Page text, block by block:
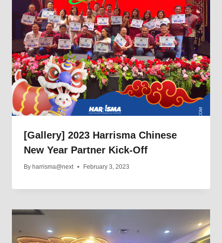
[Gallery] 2023 Harrisma Chinese
New Year Partner Kick-Off
By harrisma@next February 3, 2023